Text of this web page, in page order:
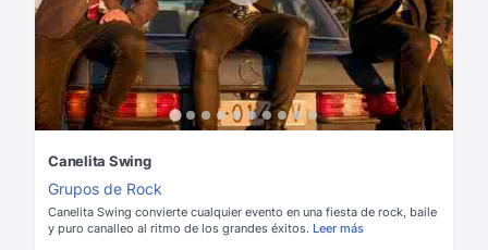
Canelita Swing
Grupos de Rock
Canelita Swing convierte cualquier evento en una fiesta de rock, baile
y puro canalleo al ritmo de los grandes éxitos. Leer más